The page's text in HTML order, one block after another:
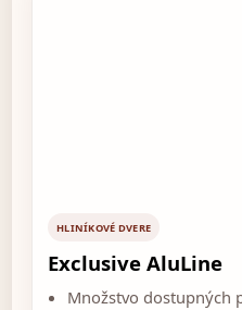
HLINÍKOVÉ DVERE
Exclusive AluLine
Množstvo dostupných